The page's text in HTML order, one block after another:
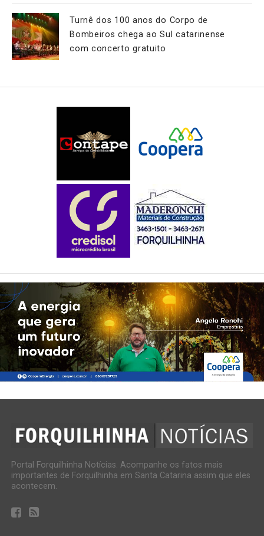
Turnê dos 100 anos do Corpo de
Bombeiros chega ao Sul catarinense
com concerto gratuito
Portal Forquilhinha Notícias. Acompanhe os fatos mais
importantes de Forquilhinha em Santa Catarina assim que eles
acontecem.